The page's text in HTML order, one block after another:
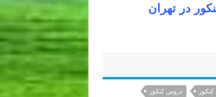
در تهران
دروس کنکور